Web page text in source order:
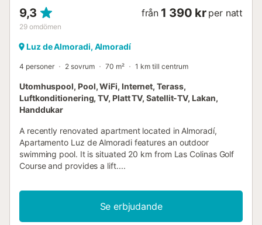
9,3
29 omdömen
från 1 390 kr per natt
Luz de Almoradi, Almoradí
4 personer 2 sovrum 70 m² 1 km till centrum
Utomhuspool, Pool, WiFi, Internet, Terass,
Luftkonditionering, TV, Platt TV, Satellit-TV, Lakan,
Handdukar
A recently renovated apartment located in Almoradí,
Apartamento Luz de Almoradi features an outdoor
swimming pool. It is situated 20 km from Las Colinas Golf
Course and provides a lift....
Se erbjudande